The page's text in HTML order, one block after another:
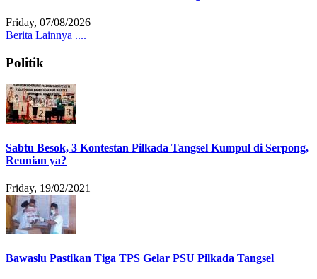
Friday, 07/08/2026
Berita Lainnya ....
Politik
Sabtu Besok, 3 Kontestan Pilkada Tangsel Kumpul di Serpong,
Reunian ya?
Friday, 19/02/2021
Bawaslu Pastikan Tiga TPS Gelar PSU Pilkada Tangsel